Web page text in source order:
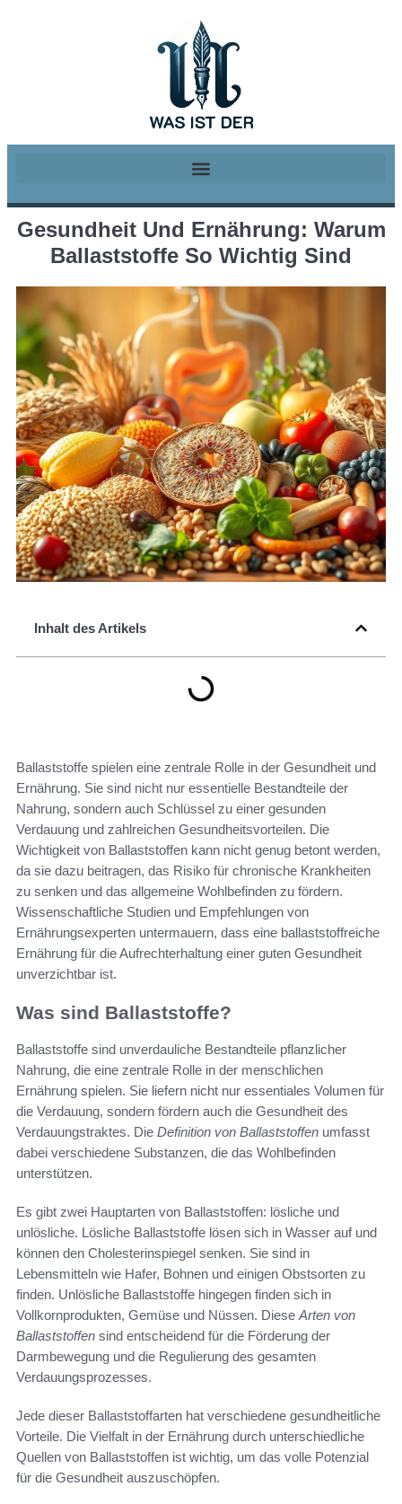
Gesundheit Und Ernährung: Warum
Ballaststoffe So Wichtig Sind
Inhalt des Artikels
Ballaststoffe spielen eine zentrale Rolle in der Gesundheit und
Ernährung. Sie sind nicht nur essentielle Bestandteile der
Nahrung, sondern auch Schlüssel zu einer gesunden
Verdauung und zahlreichen Gesundheitsvorteilen. Die
Wichtigkeit von Ballaststoffen kann nicht genug betont werden,
da sie dazu beitragen, das Risiko für chronische Krankheiten
zu senken und das allgemeine Wohlbefinden zu fördern.
Wissenschaftliche Studien und Empfehlungen von
Ernährungsexperten untermauern, dass eine ballaststoffreiche
Ernährung für die Aufrechterhaltung einer guten Gesundheit
unverzichtbar ist.
Was sind Ballaststoffe?
Ballaststoffe sind unverdauliche Bestandteile pflanzlicher
Nahrung, die eine zentrale Rolle in der menschlichen
Ernährung spielen. Sie liefern nicht nur essentiales Volumen für
die Verdauung, sondern fördern auch die Gesundheit des
Verdauungstraktes. Die Definition von Ballaststoffen umfasst
dabei verschiedene Substanzen, die das Wohlbefinden
unterstützen.
Es gibt zwei Hauptarten von Ballaststoffen: lösliche und
unlösliche. Lösliche Ballaststoffe lösen sich in Wasser auf und
können den Cholesterinspiegel senken. Sie sind in
Lebensmitteln wie Hafer, Bohnen und einigen Obstsorten zu
finden. Unlösliche Ballaststoffe hingegen finden sich in
Vollkornprodukten, Gemüse und Nüssen. Diese Arten von
Ballaststoffen sind entscheidend für die Förderung der
Darmbewegung und die Regulierung des gesamten
Verdauungsprozesses.
Jede dieser Ballaststoffarten hat verschiedene gesundheitliche
Vorteile. Die Vielfalt in der Ernährung durch unterschiedliche
Quellen von Ballaststoffen ist wichtig, um das volle Potenzial
für die Gesundheit auszuschöpfen.